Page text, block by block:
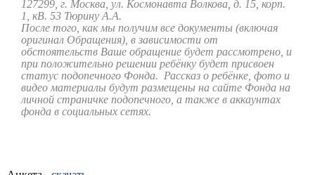
127299, г. Москва, ул. Космонавта Волкова, д. 15, корп.
1, кВ. 53 Тюрину А.А.
После того, как мы получим все документы (включая
оригинал Обращения), в зависимости от
обстоятельств Ваше обращение будет рассмотрено, и
при положительно решении ребёнку будет присвоен
статус подопечного Фонда. Рассказ о ребёнке, фото и
видео материалы будут размещены на сайте Фонда на
личной страничке подопечного, а также в аккаунтах
фонда в социальных сетях.